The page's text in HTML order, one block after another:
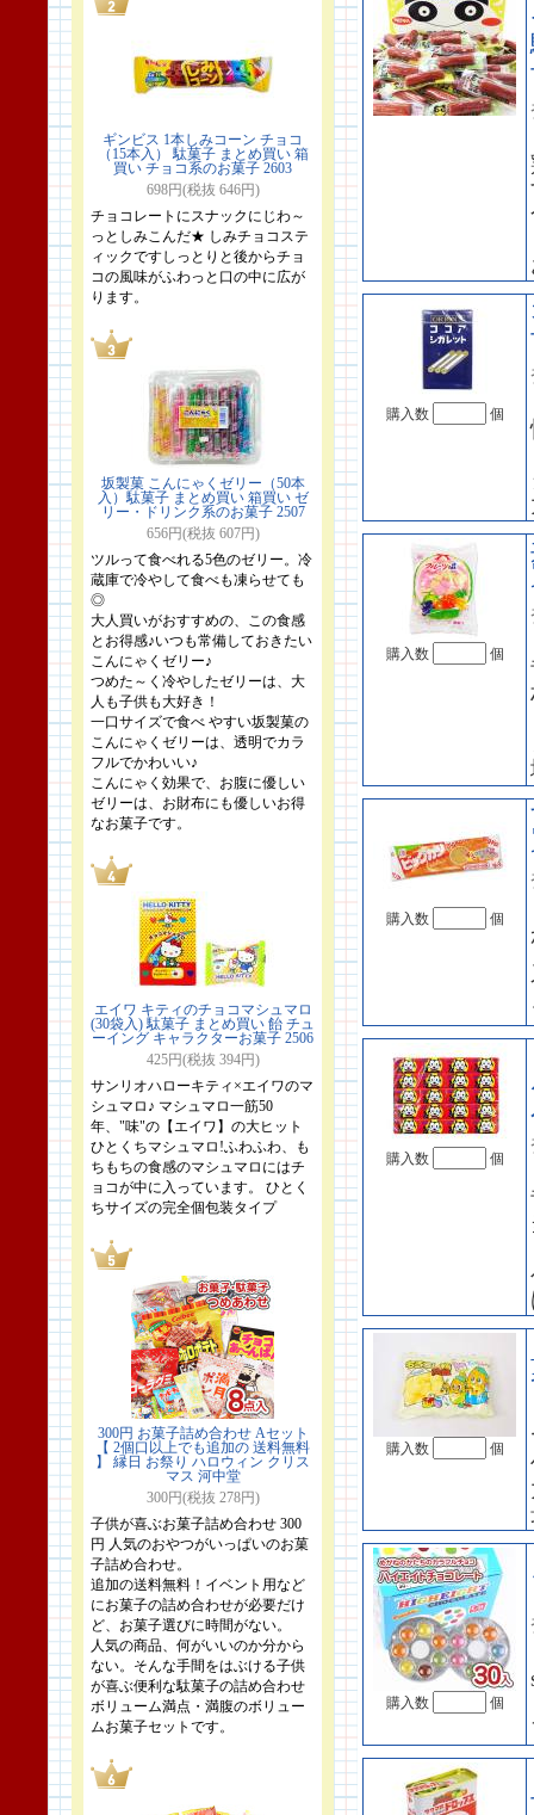
ギンビス 1本しみコーン チョコ
（15本入） 駄菓子 まとめ買い 箱
買い チョコ系のお菓子 2603
698円(税抜 646円)
チョコレートにスナックにじわ～
っとしみこんだ★ しみチョコステ
ィックですしっとりと後からチョ
コの風味がふわっと口の中に広が
ります。
坂製菓 こんにゃくゼリー（50本
入）駄菓子 まとめ買い 箱買い ゼ
リー・ドリンク系のお菓子 2507
656円(税抜 607円)
ツルって食べれる5色のゼリー。冷
蔵庫で冷やして食べも凍らせても
◎
大人買いがおすすめの、この食感
とお得感♪いつも常備しておきたい
こんにゃくゼリー♪
つめた～く冷やしたゼリーは、大
人も子供も大好き！
一口サイズで食べ やすい坂製菓の
こんにゃくゼリーは、透明でカラ
フルでかわいい♪
こんにゃく効果で、お腹に優しい
ゼリーは、お財布にも優しいお得
なお菓子です。
エイワ キティのチョコマシュマロ
(30袋入) 駄菓子 まとめ買い 飴 チュ
ーイング キャラクターお菓子 2506
425円(税抜 394円)
サンリオハローキティ×エイワのマ
シュマロ♪ マシュマロ一筋50
年、"味"の【エイワ】の大ヒット
ひとくちマシュマロ!ふわふわ、も
ちもちの食感のマシュマロにはチ
ョコが中に入っています。 ひとく
ちサイズの完全個包装タイプ
300円 お菓子詰め合わせ Aセット
【 2個口以上でも追加の 送料無料
】 縁日 お祭り ハロウィン クリス
マス 河中堂
300円(税抜 278円)
子供が喜ぶお菓子詰め合わせ 300
円 人気のおやつがいっぱいのお菓
子詰め合わせ。
追加の送料無料！イベント用など
にお菓子の詰め合わせが必要だけ
ど、お菓子選びに時間がない。
人気の商品、何がいいのか分から
ない。そんな手間をはぶける子供
が喜ぶ便利な駄菓子の詰め合わせ
ボリューム満点・満腹のボリュー
ムお菓子セットです。
購入数 個
購入数 個
購入数 個
購入数 個
購入数 個
購入数 個